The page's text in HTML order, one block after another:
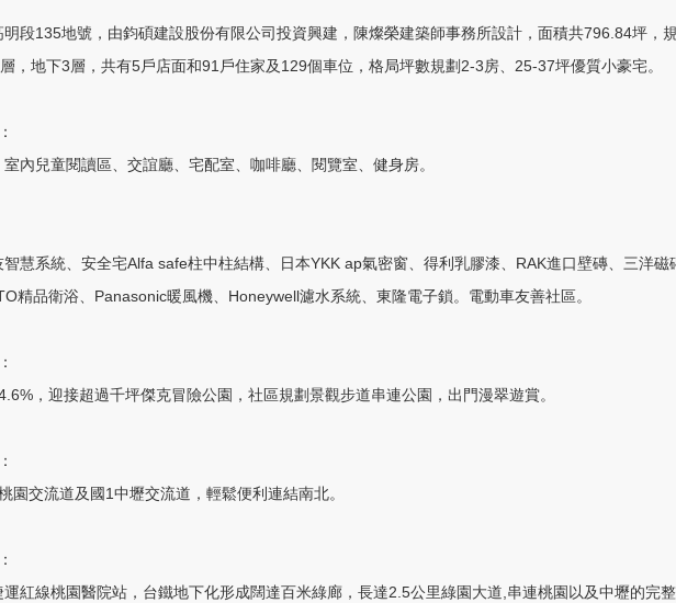
段135地號，由鈞碩建設股份有限公司投資興建，陳燦榮建築師事務所設計，面積共796.84坪，規
，地下3層，共有5戶店面和91戶住家及129個車位，格局坪數規劃2-3房、25-37坪優質小豪宅。
內兒童閱讀區、交誼廳、宅配室、咖啡廳、閱覽室、健身房。
慧系統、安全宅Alfa safe柱中柱結構、日本YKK ap氣密窗、得利乳膠漆、RAK進口壁磚、三洋磁
精品衛浴、Panasonic暖風機、Honeywell濾水系統、東隆電子鎖。電動車友善社區。
，迎接超過千坪傑克冒險公園，社區規劃景觀步道串連公園，出門漫翠遊賞。
園交流道及國1中壢交流道，輕鬆便利連結南北。
紅線桃園醫院站，台鐵地下化形成闊達百米綠廊，長達2.5公里綠園大道,串連桃園以及中壢的完整